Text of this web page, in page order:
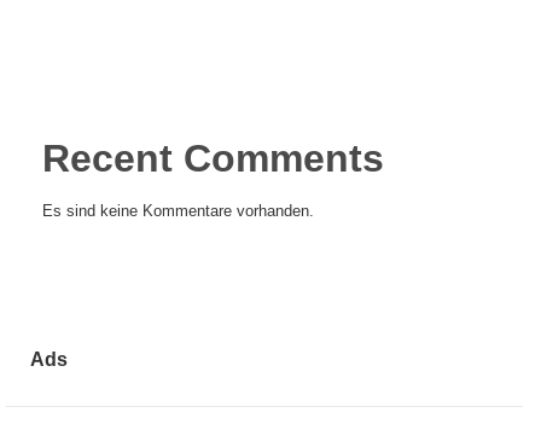
Recent Comments
Es sind keine Kommentare vorhanden.
Ads